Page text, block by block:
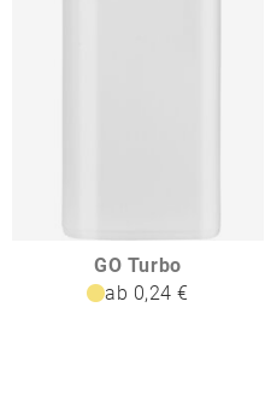
GO Turbo
ab 0,24 €